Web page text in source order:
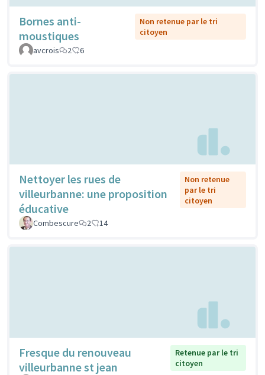
Bornes anti-
moustiques
Non retenue par le tri
citoyen
avcrois
2 6
Nettoyer les rues de
villeurbanne: une proposition
éducative
Non retenue
par le tri
citoyen
Combescure 2 14
Fresque du renouveau
villeurbanne st jean
Retenue par le tri
citoyen